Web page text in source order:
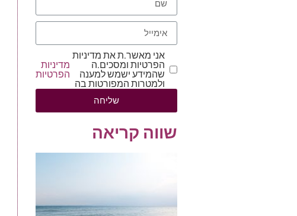
אני מאשר.ת את מדיניות
הפרטיות ומסכים.ה
שהמידע ישמש למענה
ולמטרות המפורטות בה
מדיניות
הפרטיות
שליחה
שווה קריאה